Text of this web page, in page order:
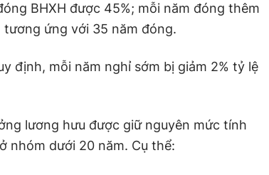
BHXH được 45%; mỗi năm đóng thêm
ứng với 35 năm đóng.
định, mỗi năm nghỉ sớm bị giảm 2% tỷ lệ
lương hưu được giữ nguyên mức tính
nhóm dưới 20 năm. Cụ thể: